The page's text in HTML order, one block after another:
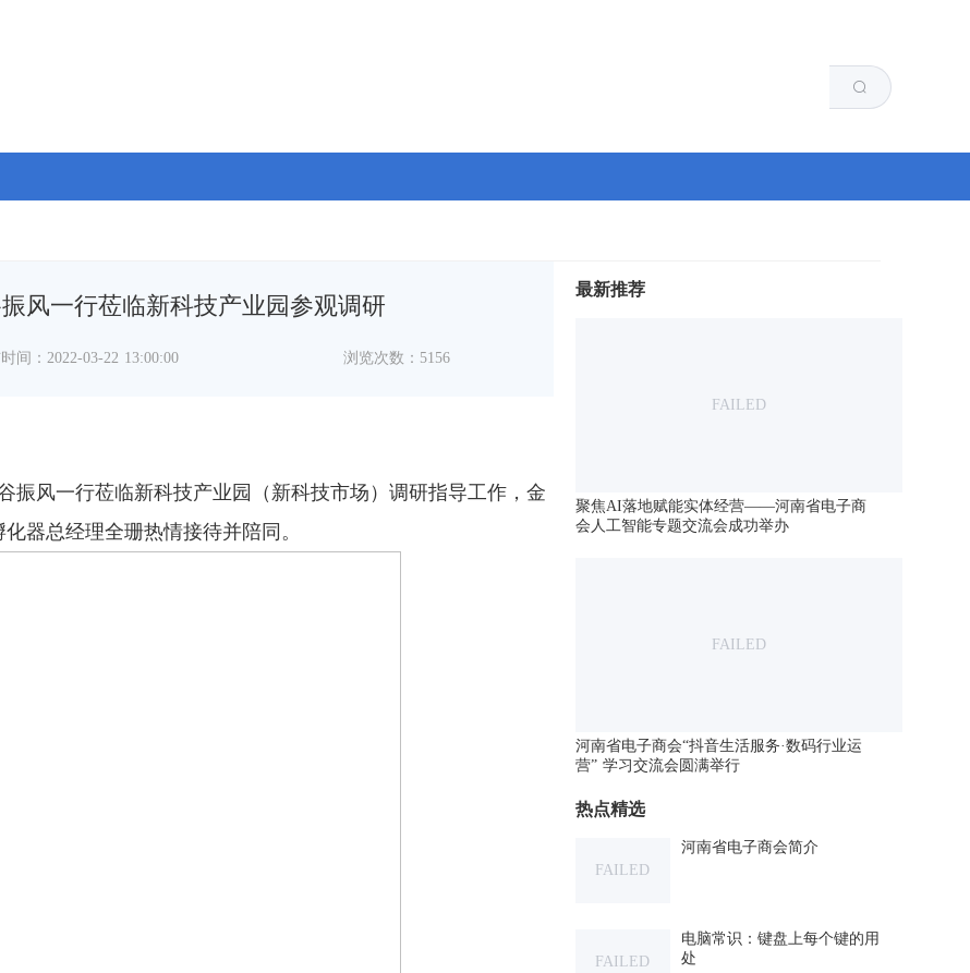
风一行莅临新科技产业园参观调研
间：2022-03-22 13:00:00 浏览次数：5156
风一行莅临新科技产业园（新科技市场）调研指导工作，金
器总经理全珊热情接待并陪同。
最新推荐
FAILED
聚焦AI落地赋能实体经营——河南省电子商
会人工智能专题交流会成功举办
FAILED
河南省电子商会“抖音生活服务·数码行业运
营” 学习交流会圆满举行
热点精选
FAILED
河南省电子商会简介
FAILED
电脑常识：键盘上每个键的用
处